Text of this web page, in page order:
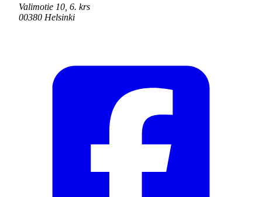
Valimotie 10, 6. krs
00380 Helsinki